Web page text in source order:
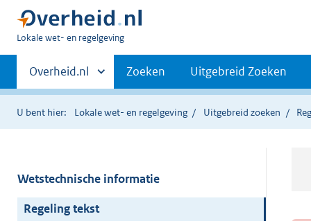
U
hier:
Lokale wet- en regelgeving
Primaire
navigatie
Andere
sites
binnen
Overheid.nl Zoeken Uitgebreid Zoeken
U bent hier: Lokale wet- en regelgeving Uitgebreid zoeken
Wetstechnische informatie
Regeling tekst